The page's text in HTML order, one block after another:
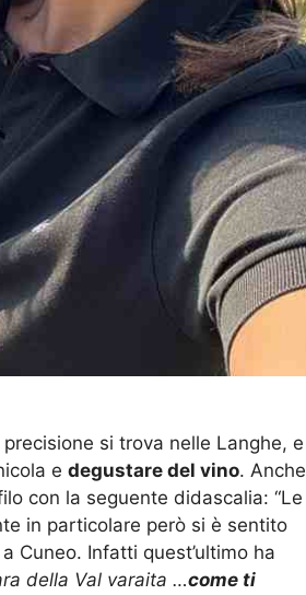
si trova nelle Langhe, e
e degustare del vino. Anche
con la seguente didascalia: “Le
in particolare però si è sentito
Cuneo. Infatti quest’ultimo ha
della Val varaita …come ti